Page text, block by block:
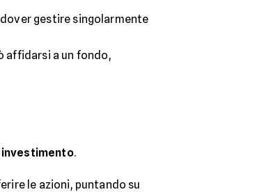
gestire singolarmente
affidarsi a un fondo,
.
le azioni, puntando su